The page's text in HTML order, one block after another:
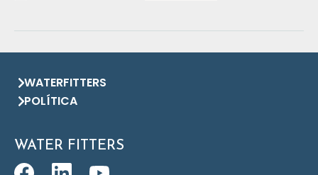
WATERFITTERS
POLÍTICA
WATER FITTERS